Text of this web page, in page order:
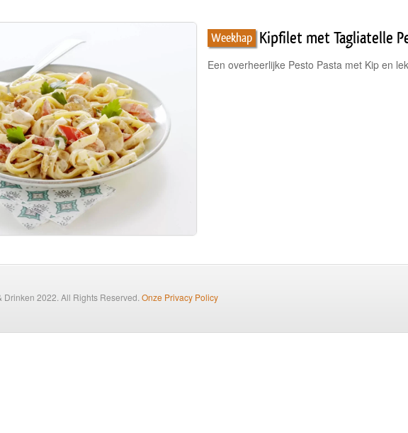
Weekhap Kipfilet met Tagliatelle
Een overheerlijke Pesto Pasta met Kip en
Drinken 2022. All Rights Reserved. Onze Privacy Policy